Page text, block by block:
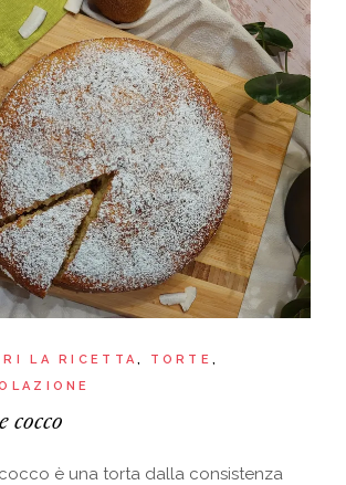
LA RICETTA
TORTE
è una torta dalla consistenza